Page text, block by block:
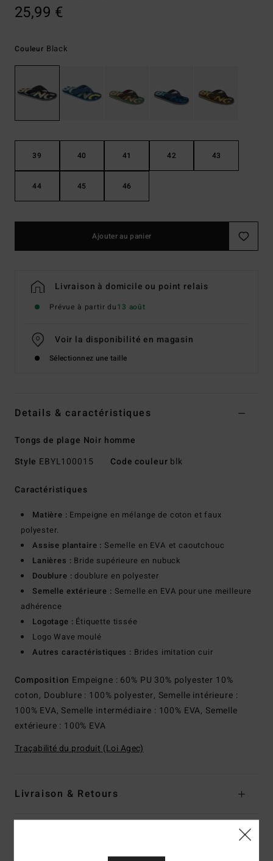
25,99 €
Couleur Black
39 40 41 42 43
44 45 46
Ajouter au panier
Livraison à domicile ou point relais
Prévue à partir du13 août
Voir la disponibilité en magasin
Sélectionnez une taille
Details & caractéristiques
Tongs de plage Noir homme
Style EBYL100015 Code couleur blk
Caractéristiques
Matière : Empeigne en mélange de coton et faux
polyester.
Assise plantaire : Semelle en EVA et caoutchouc
Lanières : Bride supérieure en nubuck
Doublure :doublure en polyester
Semelle extérieure : Semelle en EVA pour une meilleure
adhérence
Logotage : Étiquette tissée
Logo Wave moulé
Autres caractéristiques : Brides imitation cuir
Composition Empeigne : 60% PU 30% polyester 10%
coton, Doublure : 100% polyester, Semelle intérieure :
100% EVA, Semelle intermédiaire : 100% EVA, Semelle
extérieure : 100% EVA
Traçabilité du produit (Loi Agec)
Livraison & Retours